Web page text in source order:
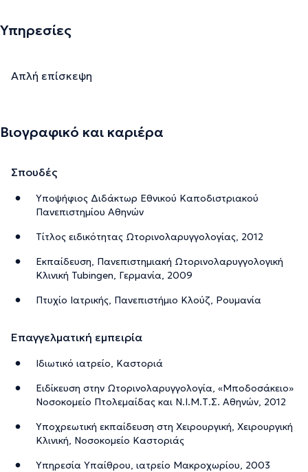
Υπηρεσίες
Απλή επίσκεψη
Βιογραφικό και καριέρα
Σπουδές
Υποψήφιος Διδάκτωρ Εθνικού Καποδιστριακού
Πανεπιστημίου Αθηνών
Τίτλος ειδικότητας Ωτορινολαρυγγολογίας, 2012
Εκπαίδευση, Πανεπιστημιακή Ωτορινολαρυγγολογική
Κλινική Tubingen, Γερμανία, 2009
Πτυχίο Ιατρικής, Πανεπιστήμιο Κλούζ, Ρουμανία
Επαγγελματική εμπειρία
Ιδιωτικό ιατρείο, Καστοριά
Ειδίκευση στην Ωτορινολαρυγγολογία, «Μποδοσάκειο»
Νοσοκομείο Πτολεμαίδας και Ν.Ι.Μ.Τ.Σ. Αθηνών, 2012
Υποχρεωτική εκπαίδευση στη Χειρουργική, Χειρουργική
Κλινική, Νοσοκομείο Καστοριάς
Υπηρεσία Υπαίθρου, ιατρείο Μακροχωρίου, 2003